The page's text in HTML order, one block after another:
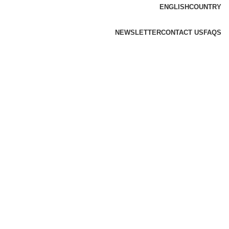
ENGLISHCOUNTRY
NEWSLETTERCONTACT US FAQS